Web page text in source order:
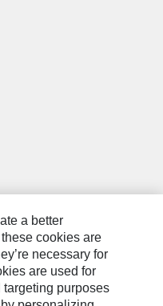
a better
cookies are
necessary for
are used for
targeting purposes